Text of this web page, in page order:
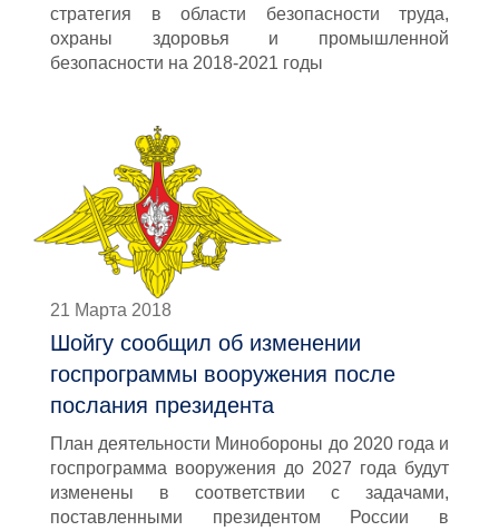
стратегия в области безопасности труда,
охраны здоровья и промышленной
безопасности на 2018-2021 годы
21 Марта 2018
Шойгу сообщил об изменении
госпрограммы вооружения после
послания президента
План деятельности Минобороны до 2020 года и
госпрограмма вооружения до 2027 года будут
изменены в соответствии с задачами,
поставленными президентом России в